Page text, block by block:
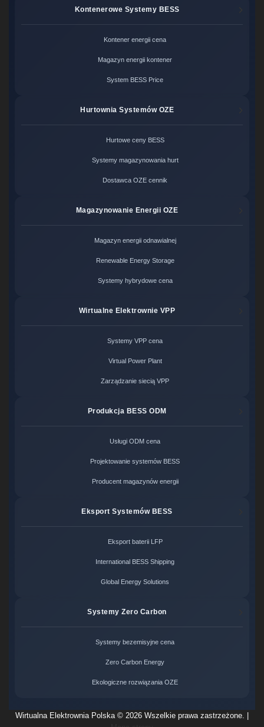
Kontenerowe Systemy BESS
Kontener energii cena
Magazyn energii kontener
System BESS Price
Hurtownia Systemów OZE
Hurtowe ceny BESS
Systemy magazynowania hurt
Dostawca OZE cennik
Magazynowanie Energii OZE
Magazyn energii odnawialnej
Renewable Energy Storage
Systemy hybrydowe cena
Wirtualne Elektrownie VPP
Systemy VPP cena
Virtual Power Plant
Zarządzanie siecią VPP
Produkcja BESS ODM
Usługi ODM cena
Projektowanie systemów BESS
Producent magazynów energii
Eksport Systemów BESS
Eksport baterii LFP
International BESS Shipping
Global Energy Solutions
Systemy Zero Carbon
Systemy bezemisyjne cena
Zero Carbon Energy
Ekologiczne rozwiązania OZE
Wirtualna Elektrownia Polska © 2026 Wszelkie prawa zastrzeżone. |